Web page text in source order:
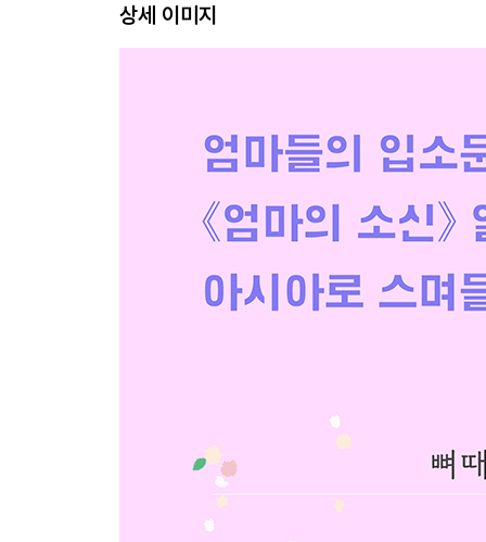
결국 다 하게 되어 있다 / 스승의 날
이런 엄마 / 수능 날 / 당연하지만 / 어느 6수생 이야
숨막히는 사랑 / 어떤 과목보다 아이 자존감 / 풍선
스토킹 / 유리할 때만 / 시험 기간 / 위로의 글
유튜브 시대 / 사람 참 안 바뀌어요 / 사람을 정리할
인생버스와 친구 / 친구 / 어린이날 어른들 / 그냥 금
여성에게 꾸준함이란 / 처음부터 고참은 없어요 /
육아라는 동굴 / 능동적인 삶 / 딱 10분 / 우리 집에
읽지 않는 책들처럼 / 하찮은 고백 / 미라클 모닝 /
상세 이미지